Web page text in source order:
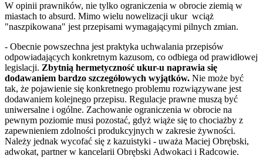
W opinii prawników, nie tylko ograniczenia w obrocie ziemią w
miastach to absurd. Mimo wielu nowelizacji ukur wciąż
"naszpikowana" jest przepisami wymagającymi pilnych zmian.
- Obecnie powszechna jest praktyka uchwalania przepisów
odpowiadających konkretnym kazusom, co odbiega od prawidłowej
legislacji. Zbytnią hermetyczność ukur-u naprawia się
dodawaniem bardzo szczegółowych wyjątków. Nie może być
tak, że pojawienie się konkretnego problemu rozwiązywane jest
dodawaniem kolejnego przepisu. Regulacje prawne muszą być
uniwersalne i ogólne. Zachowanie ograniczenia w obrocie na
pewnym poziomie musi pozostać, gdyż wiąże się to chociażby z
zapewnieniem zdolności produkcyjnych w zakresie żywności.
Należy jednak wycofać się z kazuistyki - uważa Maciej Obrębski,
adwokat, partner w kancelarii Obrębski Adwokaci i Radcowie.